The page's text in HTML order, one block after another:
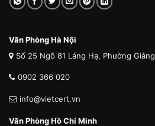
Văn Phòng Hà Nội
Số 25 Ngõ 81 Láng Hạ, Phường
0902 366 020
info@vietcert.vn
Văn Phòng Hồ Chí Minh